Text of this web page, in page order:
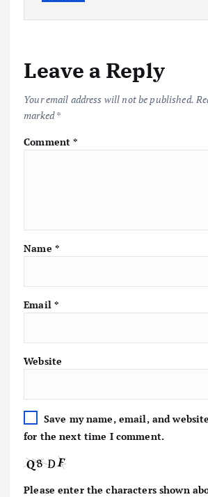
Leave a Reply
Your email address will not be published.
marked*
Comment*
Name *
Email *
Website
Save my name, email, and
for the next time I comment.
Please enter the characters shown